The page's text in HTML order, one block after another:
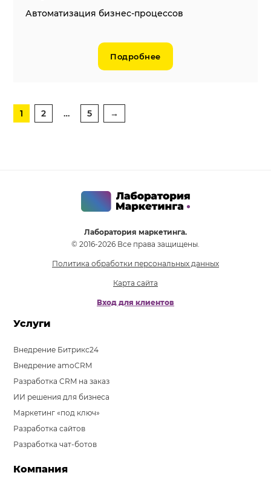
Автоматизация бизнес-процессов
Подробнее
1 2 … 5 →
Лаборатория маркетинга.
© 2016-2026 Все права защищены.
Политика обработки персональных данных
Карта сайта
Вход для клиентов
Услуги
Внедрение Битрикс24
Внедрение amoCRM
Разработка CRM на заказ
ИИ решения для бизнеса
Маркетинг «под ключ»
Разработка сайтов
Разработка чат-ботов
Компания